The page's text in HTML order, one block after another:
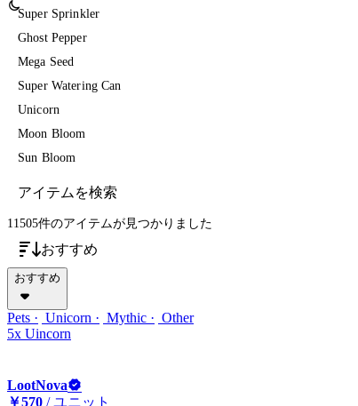
Super Sprinkler
Ghost Pepper
Mega Seed
Super Watering Can
Unicorn
Moon Bloom
Sun Bloom
11505件のアイテムが見つかりました
おすすめ
おすすめ
Pets Unicorn Mythic
Other
5x Uincorn
LootNova
￥570 / ユニット